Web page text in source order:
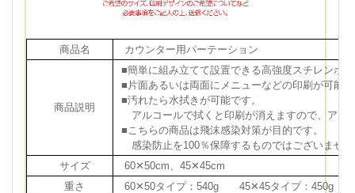
商品名 カウンター用パーテーション
商品説明
■簡単に組み立てて設置できる高強度スチレンボ
■片面あるいは両面にメニューなどの印刷が可能
■汚れたら水拭きが可能です。
アルコールで拭くと印刷が消えますので、アル
■こちらの商品は飛沫感染対策が目的です。
感染防止を100％保障するものではございませ
サイズ
60✕50cm、45✕45cm
重さ
60✕50タイプ：540g 45✕45タイプ：450g